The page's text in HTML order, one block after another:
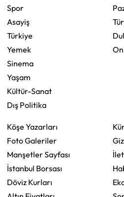
Spor
Asayiş
Türkiye
Yemek
Sinema
Yaşam
Kültür-Sanat
Dış Politika
Köşe Yazarları
Foto Galeriler
Manşetler Sayfası
İstanbul Borsası
Döviz Kurları